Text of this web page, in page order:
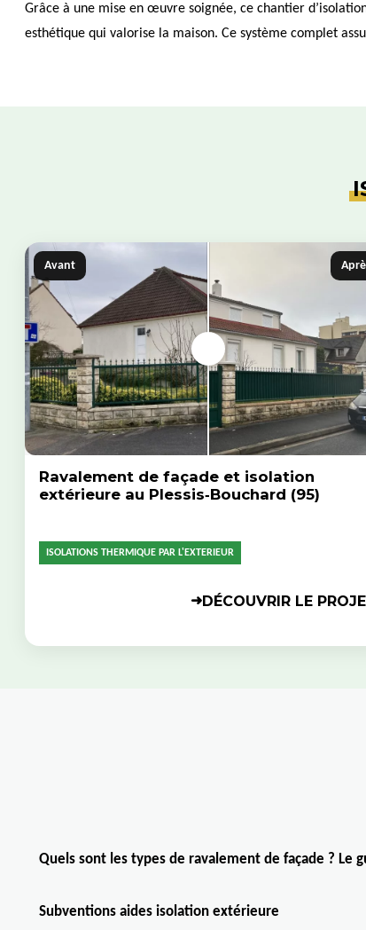
Grâce à une mise en œuvre soignée, ce chantier
esthétique qui valorise la maison. Ce système complet
Avant
Ravalement de façade et isolation
extérieure au Plessis‑Bouchard (95)
ISOLATIONS THERMIQUE PAR L'EXTERIEUR
➜DÉCOUVRIR LE
Quels sont les types de ravalement de façade ? Le
Subventions aides isolation extérieure